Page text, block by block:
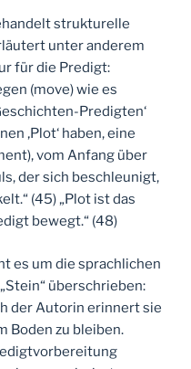
strukturelle
unter anderem
für die Predigt:
(move) wie es
Predigten‘
‚Plot‘ haben, eine
vom Anfang über
der sich beschleunigt,
(45) „Plot ist das
bewegt.“ (48)
es um die sprachlichen
überschrieben:
der Autorin erinnert sie
Boden zu bleiben.